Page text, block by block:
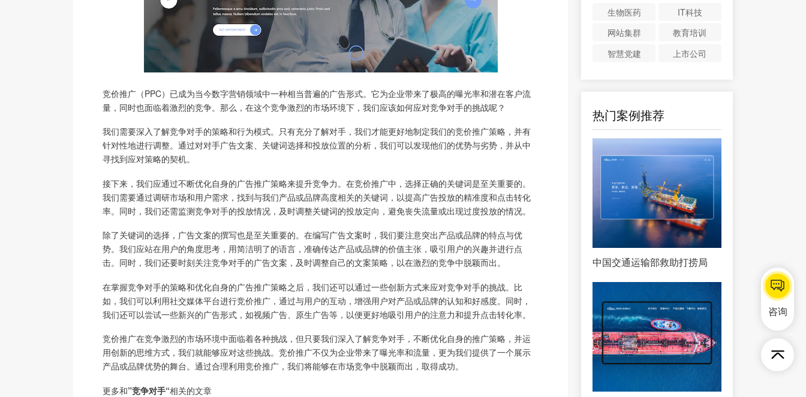
竞价推广（PPC）已成为当今数字营销领域中一种相当普遍的广告形式。它为企业带来了极高的曝光率和潜在客户流
量，同时也面临着激烈的竞争。那么，在这个竞争激烈的市场环境下，我们应该如何应对竞争对手的挑战呢？
我们需要深入了解竞争对手的策略和行为模式。只有充分了解对手，我们才能更好地制定我们的竞价推广策略，并有
针对性地进行调整。通过对对手广告文案、关键词选择和投放位置的分析，我们可以发现他们的优势与劣势，并从中
寻找到应对策略的契机。
接下来，我们应通过不断优化自身的广告推广策略来提升竞争力。在竞价推广中，选择正确的关键词是至关重要的。
我们需要通过调研市场和用户需求，找到与我们产品或品牌高度相关的关键词，以提高广告投放的精准度和点击转化
率。同时，我们还需监测竞争对手的投放情况，及时调整关键词的投放定向，避免丧失流量或出现过度投放的情况。
除了关键词的选择，广告文案的撰写也是至关重要的。在编写广告文案时，我们要注意突出产品或品牌的特点与优
势。我们应站在用户的角度思考，用简洁明了的语言，准确传达产品或品牌的价值主张，吸引用户的兴趣并进行点
击。同时，我们还要时刻关注竞争对手的广告文案，及时调整自己的文案策略，以在激烈的竞争中脱颖而出。
在掌握竞争对手的策略和优化自身的广告推广策略之后，我们还可以通过一些创新方式来应对竞争对手的挑战。比
如，我们可以利用社交媒体平台进行竞价推广，通过与用户的互动，增强用户对产品或品牌的认知和好感度。同时，
我们还可以尝试一些新兴的广告形式，如视频广告、原生广告等，以便更好地吸引用户的注意力和提升点击转化率。
竞价推广在竞争激烈的市场环境中面临着各种挑战，但只要我们深入了解竞争对手，不断优化自身的推广策略，并运
用创新的思维方式，我们就能够应对这些挑战。竞价推广不仅为企业带来了曝光率和流量，更为我们提供了一个展示
产品或品牌优势的舞台。通过合理利用竞价推广，我们将能够在市场竞争中脱颖而出，取得成功。
更多和”竞争对手“相关的文章
生物医药
IT科技
网站集群
教育培训
智慧党建
上市公司
热门案例推荐
中国交通运输部救助打捞局
咨询